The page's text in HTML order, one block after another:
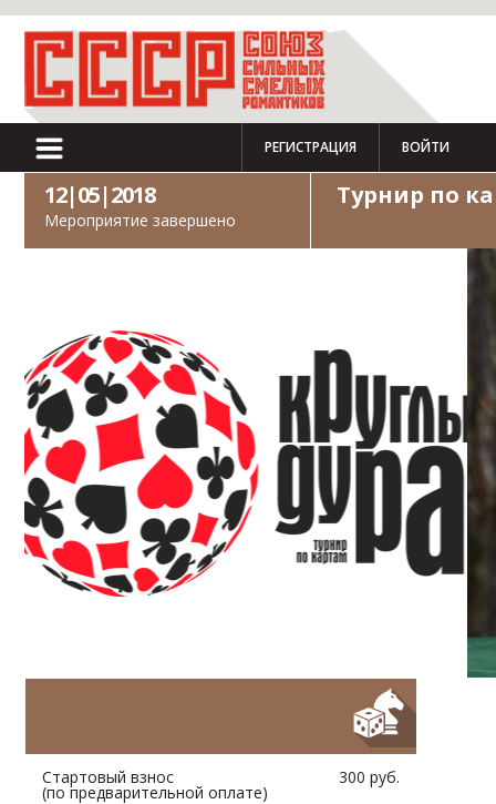
РЕГИСТРАЦИЯ ВОЙТИ
12|05|2018
Мероприятие завершено
Турнир по
Стартовый взнос
(по предварительной оплате)
300 руб.